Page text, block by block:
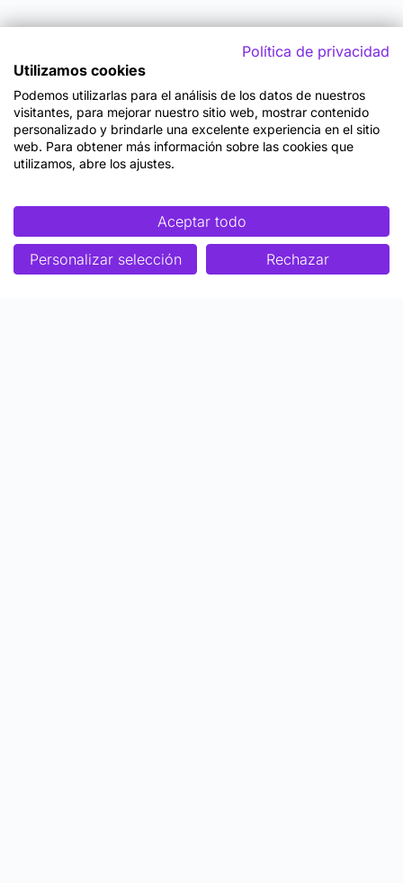
Política de privacidad
Utilizamos cookies
Podemos utilizarlas para el análisis de los datos de nuestros
visitantes, para mejorar nuestro sitio web, mostrar contenido
personalizado y brindarle una excelente experiencia en el sitio
web. Para obtener más información sobre las cookies que
utilizamos, abre los ajustes.
Aceptar todo
Personalizar selección Rechazar